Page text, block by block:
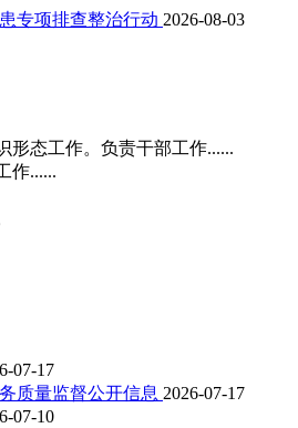
专项排查整治行动 2026-08-03
态工作。负责干部工作......
作......
07-17
质量监督公开信息 2026-07-17
07-10